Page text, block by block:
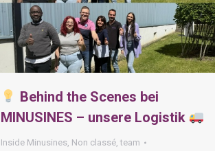
Behind the Scenes bei
MINUSINES – unsere Logistik
Inside Minusines, Non classé,team